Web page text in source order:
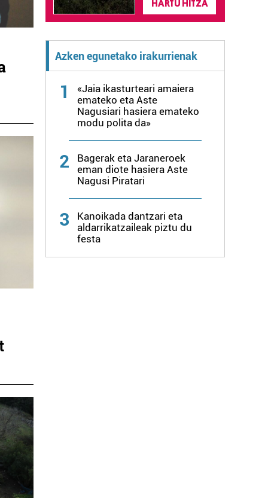
HARTU HITZA
Azken egunetako irakurrienak
1
«Jaia ikasturteari amaiera
emateko eta Aste
Nagusiari hasiera emateko
modu polita da»
2
Bagerak eta Jaraneroek
eman diote hasiera Aste
Nagusi Piratari
3
Kanoikada dantzari eta
aldarrikatzaileak piztu du
festa